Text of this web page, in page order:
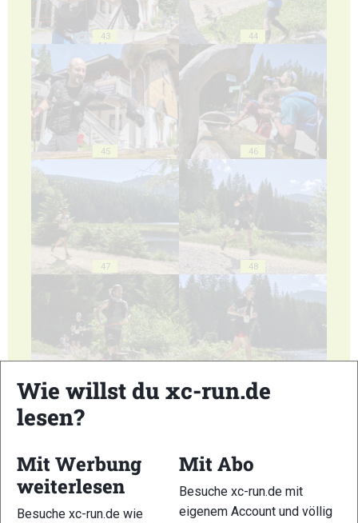
43 44
45 46
47 48
49 50
51 52
Wie willst du xc-run.de
lesen?
Mit Werbung
weiterlesen
Besuche xc-run.de wie
Mit Abo
Besuche xc-run.de mit
eigenem Account und völlig